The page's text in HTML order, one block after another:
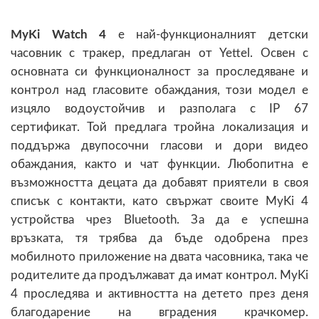
MyKi Watch 4 e най-функционалният детски
часовник с тракер, предлаган от Yettel. Освен с
основната си функционалност за проследяване и
контрол над гласовите обаждания, този модел е
изцяло водоустойчив и разполага с IP 67
сертификат. Той предлага тройна локализация и
поддържа двупосочни гласови и дори видео
обаждания, както и чат функции. Любопитна е
възможността децата да добавят приятели в своя
списък с контакти, като свържат своите MyKi 4
устройства чрез Bluetooth. За да е успешна
връзката, тя трябва да бъде одобрена през
мобилното приложение на двата часовника, така че
родителите да продължават да имат контрол. MyKi
4 проследява и активността на детето през деня
благодарение на вградения крачкомер.